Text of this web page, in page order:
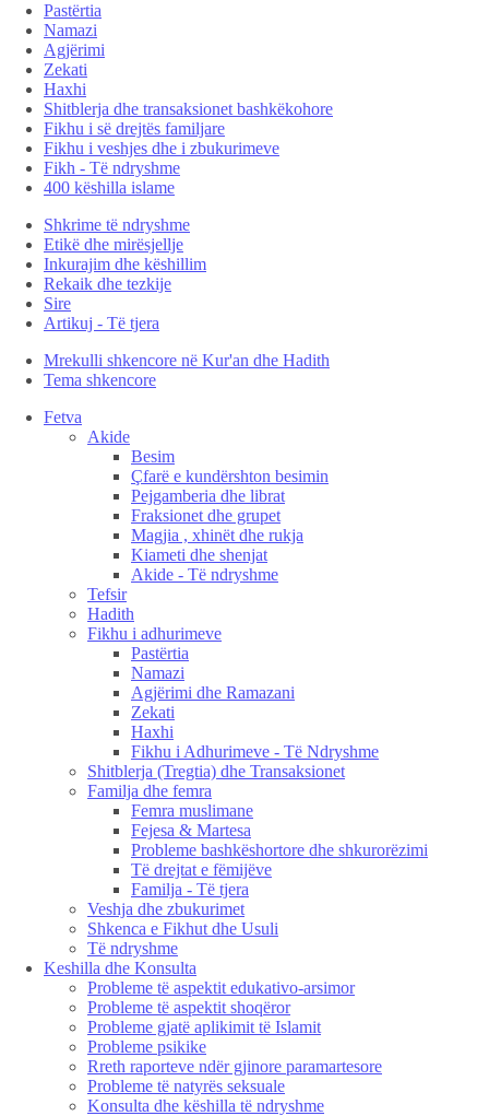
Pastërtia
Namazi
Agjërimi
Zekati
Haxhi
Shitblerja dhe transaksionet bashkëkohore
Fikhu i së drejtës familjare
Fikhu i veshjes dhe i zbukurimeve
Fikh - Të ndryshme
400 këshilla islame
Shkrime të ndryshme
Etikë dhe mirësjellje
Inkurajim dhe këshillim
Rekaik dhe tezkije
Sire
Artikuj - Të tjera
Mrekulli shkencore në Kur'an dhe Hadith
Tema shkencore
Fetva
Akide
Besim
Çfarë e kundërshton besimin
Pejgamberia dhe librat
Fraksionet dhe grupet
Magjia , xhinët dhe rukja
Kiameti dhe shenjat
Akide - Të ndryshme
Tefsir
Hadith
Fikhu i adhurimeve
Pastërtia
Namazi
Agjërimi dhe Ramazani
Zekati
Haxhi
Fikhu i Adhurimeve - Të Ndryshme
Shitblerja (Tregtia) dhe Transaksionet
Familja dhe femra
Femra muslimane
Fejesa & Martesa
Probleme bashkëshortore dhe shkurorëzimi
Të drejtat e fëmijëve
Familja - Të tjera
Veshja dhe zbukurimet
Shkenca e Fikhut dhe Usuli
Të ndryshme
Keshilla dhe Konsulta
Probleme të aspektit edukativo-arsimor
Probleme të aspektit shoqëror
Probleme gjatë aplikimit të Islamit
Probleme psikike
Rreth raporteve ndër gjinore paramartesore
Probleme të natyrës seksuale
Konsulta dhe këshilla të ndryshme